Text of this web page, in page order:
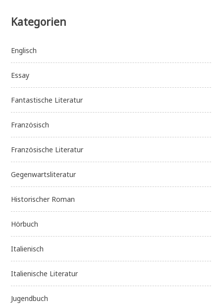
Kategorien
Englisch
Essay
Fantastische Literatur
Französisch
Französische Literatur
Gegenwartsliteratur
Historischer Roman
Hörbuch
Italienisch
Italienische Literatur
Jugendbuch